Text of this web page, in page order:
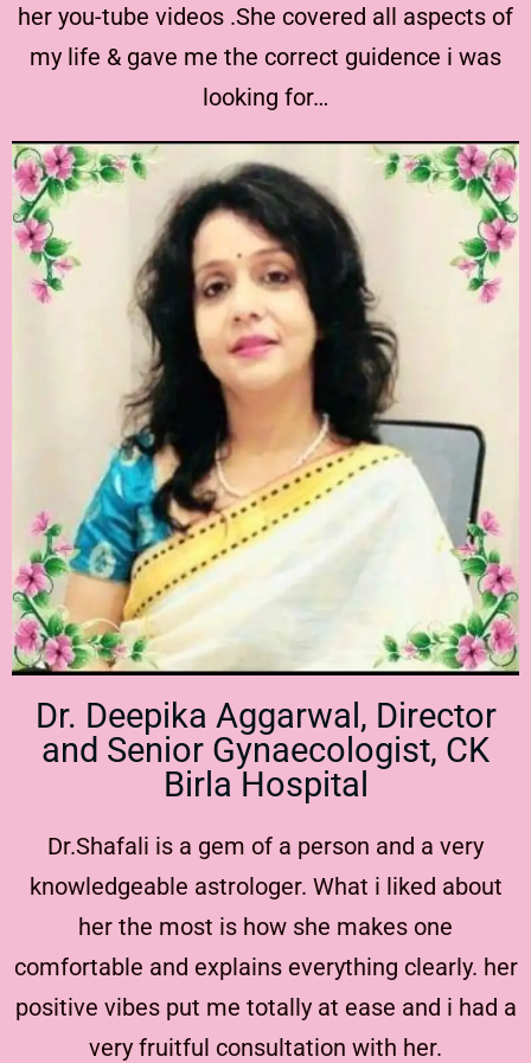
her you-tube videos .She covered all aspects of
my life & gave me the correct guidence i was
looking for…
Dr. Deepika Aggarwal, Director
and Senior Gynaecologist, CK
Birla Hospital
Dr.Shafali is a gem of a person and a very
knowledgeable astrologer. What i liked about
her the most is how she makes one
comfortable and explains everything clearly. her
positive vibes put me totally at ease and i had a
very fruitful consultation with her.